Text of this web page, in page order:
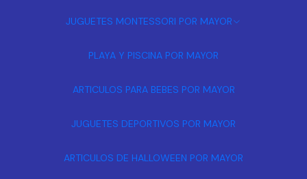
JUGUETES MONTESSORI POR MAYOR
PLAYA Y PISCINA POR MAYOR
ARTICULOS PARA BEBES POR MAYOR
JUGUETES DEPORTIVOS POR MAYOR
ARTICULOS DE HALLOWEEN POR MAYOR